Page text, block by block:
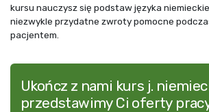
kursu nauczysz się podstaw języka
niezwykle przydatne zwroty pomocne
pacjentem.
Ukończ z nami kurs j.
przedstawimy Ci oferty